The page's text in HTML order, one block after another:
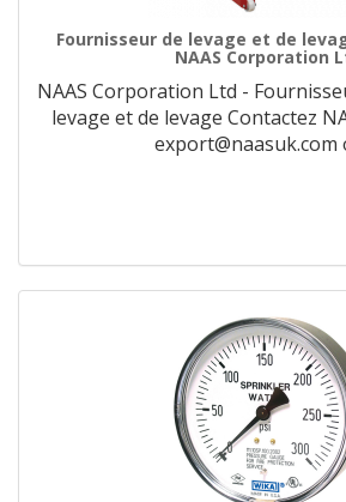
Fournisseur de levage et de
NAAS Corporation
NAAS Corporation Ltd -
levage et de levage Contactez
export@naasuk.com